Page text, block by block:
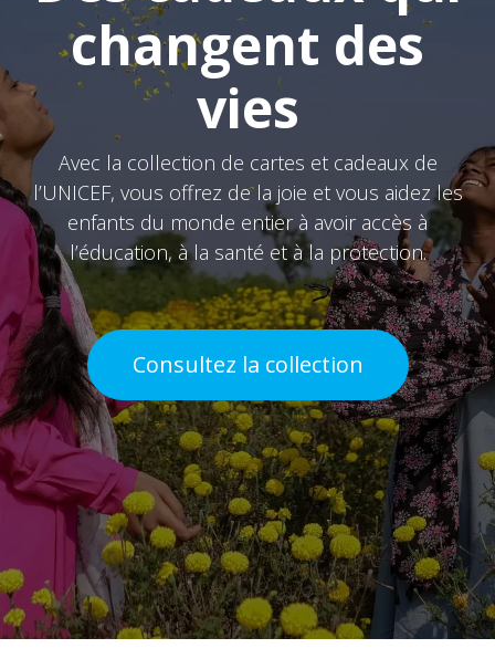
changent des
vies
Avec la collection de cartes et cadeaux de
l’UNICEF, vous offrez de la joie et vous aidez les
enfants du monde entier à avoir accès à
l’éducation, à la santé et à la protection.
Consultez la collection